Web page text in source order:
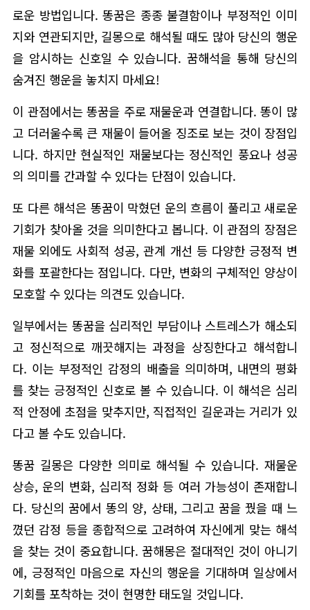
로운 방법입니다. 똥꿈은 종종 불결함이나 부정적인 이미
지와 연관되지만, 길몽으로 해석될 때도 많아 당신의 행운
을 암시하는 신호일 수 있습니다. 꿈해석을 통해 당신의
숨겨진 행운을 놓치지 마세요!
이 관점에서는 똥꿈을 주로 재물운과 연결합니다. 똥이 많
고 더러울수록 큰 재물이 들어올 징조로 보는 것이 장점입
니다. 하지만 현실적인 재물보다는 정신적인 풍요나 성공
의 의미를 간과할 수 있다는 단점이 있습니다.
또 다른 해석은 똥꿈이 막혔던 운의 흐름이 풀리고 새로운
기회가 찾아올 것을 의미한다고 봅니다. 이 관점의 장점은
재물 외에도 사회적 성공, 관계 개선 등 다양한 긍정적 변
화를 포괄한다는 점입니다. 다만, 변화의 구체적인 양상이
모호할 수 있다는 의견도 있습니다.
일부에서는 똥꿈을 심리적인 부담이나 스트레스가 해소되
고 정신적으로 깨끗해지는 과정을 상징한다고 해석합니
다. 이는 부정적인 감정의 배출을 의미하며, 내면의 평화
를 찾는 긍정적인 신호로 볼 수 있습니다. 이 해석은 심리
적 안정에 초점을 맞추지만, 직접적인 길운과는 거리가 있
다고 볼 수도 있습니다.
똥꿈 길몽은 다양한 의미로 해석될 수 있습니다. 재물운
상승, 운의 변화, 심리적 정화 등 여러 가능성이 존재합니
다. 당신의 꿈에서 똥의 양, 상태, 그리고 꿈을 꿨을 때 느
꼈던 감정 등을 종합적으로 고려하여 자신에게 맞는 해석
을 찾는 것이 중요합니다. 꿈해몽은 절대적인 것이 아니기
에, 긍정적인 마음으로 자신의 행운을 기대하며 일상에서
기회를 포착하는 것이 현명한 태도일 것입니다.